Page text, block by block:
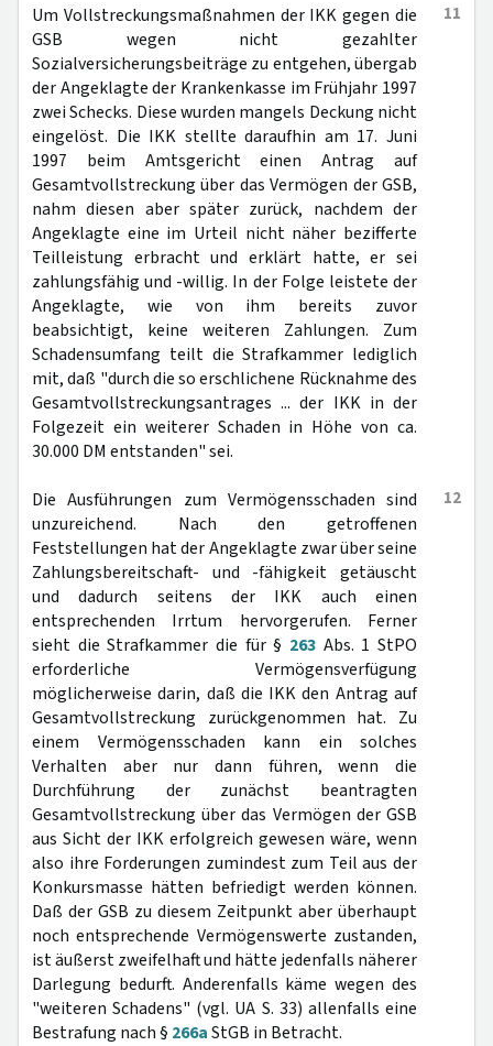
11
Um Vollstreckungsmaßnahmen der IKK gegen die
GSB wegen nicht gezahlter
Sozialversicherungsbeiträge zu entgehen, übergab
der Angeklagte der Krankenkasse im Frühjahr 1997
zwei Schecks. Diese wurden mangels Deckung nicht
eingelöst. Die IKK stellte daraufhin am 17. Juni
1997 beim Amtsgericht einen Antrag auf
Gesamtvollstreckung über das Vermögen der GSB,
nahm diesen aber später zurück, nachdem der
Angeklagte eine im Urteil nicht näher bezifferte
Teilleistung erbracht und erklärt hatte, er sei
zahlungsfähig und -willig. In der Folge leistete der
Angeklagte, wie von ihm bereits zuvor
beabsichtigt, keine weiteren Zahlungen. Zum
Schadensumfang teilt die Strafkammer lediglich
mit, daß "durch die so erschlichene Rücknahme des
Gesamtvollstreckungsantrages ... der IKK in der
Folgezeit ein weiterer Schaden in Höhe von ca.
30.000 DM entstanden" sei.
12
Die Ausführungen zum Vermögensschaden sind
unzureichend. Nach den getroffenen
Feststellungen hat der Angeklagte zwar über seine
Zahlungsbereitschaft- und -fähigkeit getäuscht
und dadurch seitens der IKK auch einen
entsprechenden Irrtum hervorgerufen. Ferner
sieht die Strafkammer die für § 263 Abs. 1 StPO
erforderliche Vermögensverfügung
möglicherweise darin, daß die IKK den Antrag auf
Gesamtvollstreckung zurückgenommen hat. Zu
einem Vermögensschaden kann ein solches
Verhalten aber nur dann führen, wenn die
Durchführung der zunächst beantragten
Gesamtvollstreckung über das Vermögen der GSB
aus Sicht der IKK erfolgreich gewesen wäre, wenn
also ihre Forderungen zumindest zum Teil aus der
Konkursmasse hätten befriedigt werden können.
Daß der GSB zu diesem Zeitpunkt aber überhaupt
noch entsprechende Vermögenswerte zustanden,
ist äußerst zweifelhaft und hätte jedenfalls näherer
Darlegung bedurft. Anderenfalls käme wegen des
"weiteren Schadens" (vgl. UA S. 33) allenfalls eine
Bestrafung nach § 266aStGB in Betracht.